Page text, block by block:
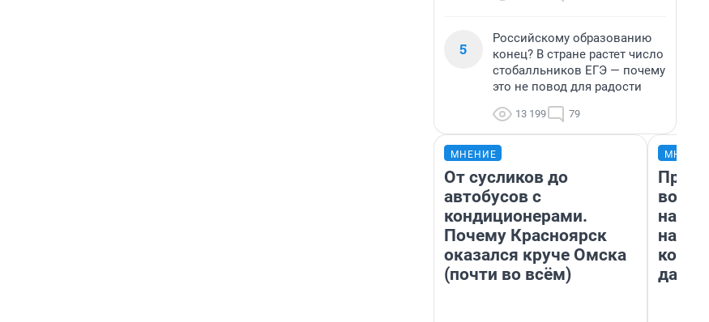
5
Российскому образованию
конец? В стране растет число
стобалльников ЕГЭ — почему
это не повод для радости
13 199 79
МНЕНИЕ
От сусликов до
автобусов с
кондиционерами.
Почему Красноярск
оказался круче Омска
(почти во всём)
нам
даже